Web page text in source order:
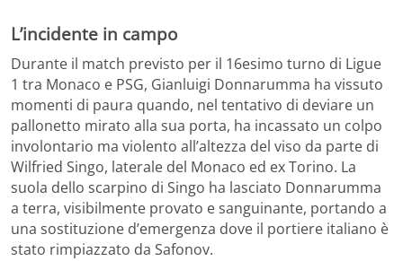
L’incidente in campo
Durante il match previsto per il 16esimo turno di Ligue
1 tra Monaco e PSG, Gianluigi Donnarumma ha vissuto
momenti di paura quando, nel tentativo di deviare un
pallonetto mirato alla sua porta, ha incassato un colpo
involontario ma violento all’altezza del viso da parte di
Wilfried Singo, laterale del Monaco ed ex Torino. La
suola dello scarpino di Singo ha lasciato Donnarumma
a terra, visibilmente provato e sanguinante, portando a
una sostituzione d’emergenza dove il portiere italiano è
stato rimpiazzato da Safonov.